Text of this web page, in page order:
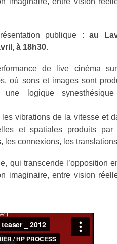
publique :au
à 18h30.
de live cinéma
où sons et images sont
logique
vibrations de la vitesse et
et spatiales produits par
les connexions, les
qui transcende l’opposition
imaginaire, entre vision